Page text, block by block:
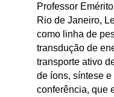
Professor
Rio de Janeiro,
como linha de
transdução de
transporte ativo
de íons, síntese e
conferência, que